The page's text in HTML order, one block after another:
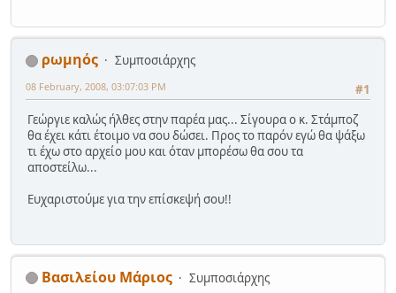
ρωμηός
Συμποσιάρχης
#1
08 February, 2008, 03:07:03 PM
Γεώργιε καλώς ήλθες στην παρέα μας... Σίγουρα ο κ. Στάμποζ
θα έχει κάτι έτοιμο να σου δώσει. Προς το παρόν εγώ θα ψάξω
τι έχω στο αρχείο μου και όταν μπορέσω θα σου τα
αποστείλω...
Ευχαριστούμε για την επίσκεψή σου!!
Βασιλείου Μάριος
Συμποσιάρχης